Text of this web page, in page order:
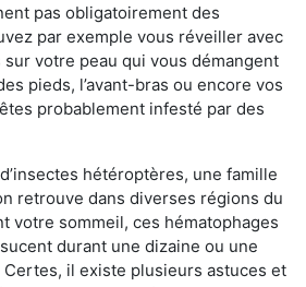
pas obligatoirement des
par exemple vous réveiller avec
votre peau qui vous démangent
pieds, l’avant-bras ou encore vos
probablement infesté par des
hétéroptères, une famille
retrouve dans diverses régions du
votre sommeil, ces hématophages
durant une dizaine ou une
il existe plusieurs astuces et